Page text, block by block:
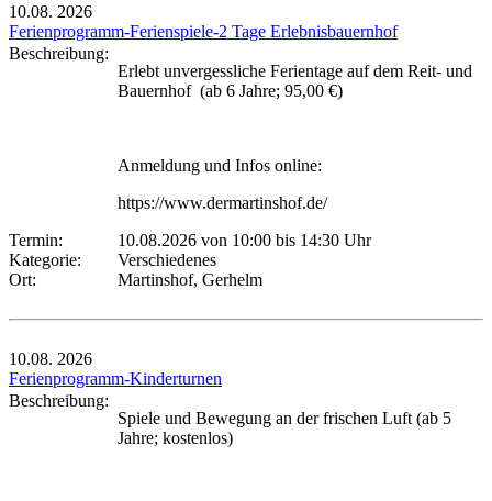
10.08. 2026
Ferienprogramm-Ferienspiele-2 Tage Erlebnisbauernhof
Beschreibung:
Erlebt unvergessliche Ferientage auf dem Reit- und
Bauernhof (ab 6 Jahre; 95,00 €)
Anmeldung und Infos online:
https://www.dermartinshof.de/
Termin:
10.08.2026 von 10:00 bis 14:30 Uhr
Kategorie:
Verschiedenes
Ort:
Martinshof, Gerhelm
10.08. 2026
Ferienprogramm-Kinderturnen
Beschreibung:
Spiele und Bewegung an der frischen Luft (ab 5
Jahre; kostenlos)